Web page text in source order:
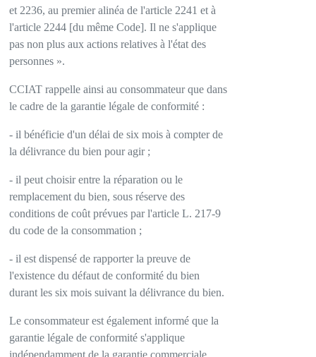
et 2236, au premier alinéa de l'article 2241 et à
l'article 2244 [du même Code]. Il ne s'applique
pas non plus aux actions relatives à l'état des
personnes ».
CCIAT rappelle ainsi au consommateur que dans
le cadre de la garantie légale de conformité :
- il bénéficie d'un délai de six mois à compter de
la délivrance du bien pour agir ;
- il peut choisir entre la réparation ou le
remplacement du bien, sous réserve des
conditions de coût prévues par l'article L. 217-9
du code de la consommation ;
- il est dispensé de rapporter la preuve de
l'existence du défaut de conformité du bien
durant les six mois suivant la délivrance du bien.
Le consommateur est également informé que la
garantie légale de conformité s'applique
indépendamment de la garantie commerciale